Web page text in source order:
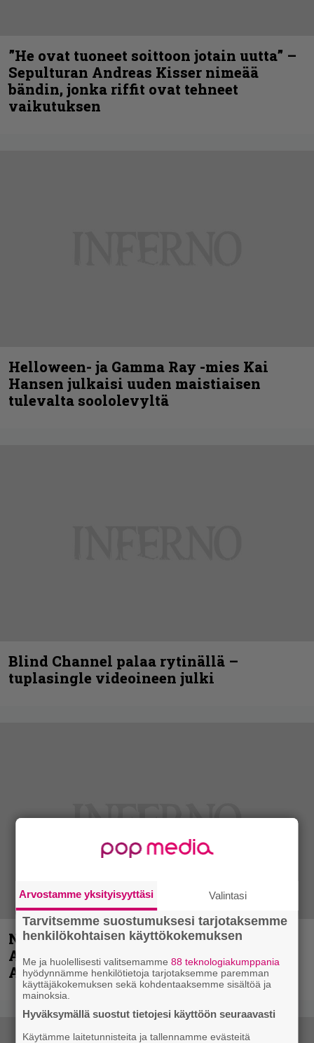
”He ovat tuoneet soittoon jotain uutta” –
Sepulturan Andreas Kisser nimeää
bändin, jonka riffit ovat tehneet
vaikutuksen
Helloween- ja Gamma Ray -mies Kai
Hansen julkaisi uuden maistiaisen
tulevalta soololevyltä
Blind Channel palaa rytinällä –
tuplasingle videoineen julki
Näin lähtee Ghostin Tobias Forgelta
Accept – menossa mukana myös
Anthrax- ja Korn-miehistöä
Arvostamme yksityisyyttäsi Valintasi
Tarvitsemme suostumuksesi tarjotaksemme
henkilökohtaisen käyttökokemuksen
Me ja huolellisesti valitsemamme88 teknologiakumppania
hyödynnämme henkilötietoja tarjotaksemme paremman
käyttäjäkokemuksen sekä kohdentaaksemme sisältöä ja
mainoksia.
Hyväksymällä suostut tietojesi käyttöön seuraavasti
Käytämme laitetunnisteita ja tallennamme evästeitä